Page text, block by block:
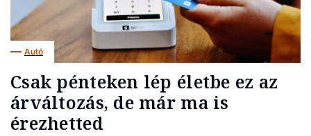
Autó
Csak pénteken lép életbe ez az
árváltozás, de már ma is
érezhetted